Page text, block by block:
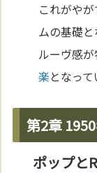
これがやが
ムの基礎
ルーヴ感
楽となって
第2章
ポップと